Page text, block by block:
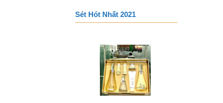
Sét Hót Nhất 2021